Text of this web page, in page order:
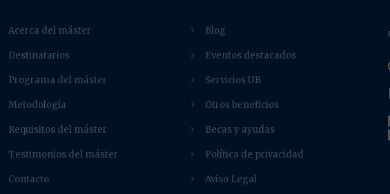
Acerca del máster
Destinatarios
Programa del máster
Metodología
Requisitos del máster
Testimonios del máster
Contacto
Blog
Eventos destacados
Servicios UB
Otros beneficios
Becas y ayudas
Política de privacidad
Aviso Legal